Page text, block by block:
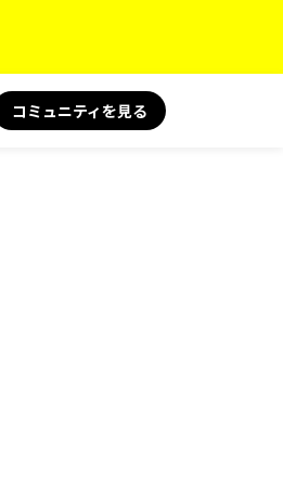
コミュニティを見る